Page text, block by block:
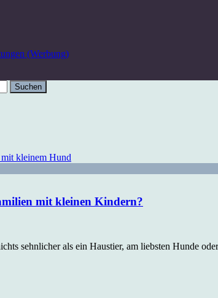
(Werbung)
mit kleinen Kindern?
sehnlicher als ein Haustier, am liebsten Hunde